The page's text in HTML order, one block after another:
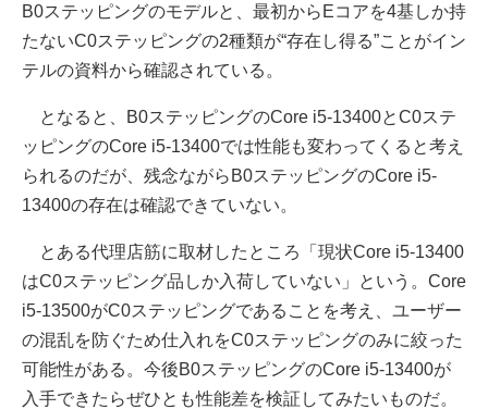
B0ステッピングのモデルと、最初からEコアを4基しか持
たないC0ステッピングの2種類が“存在し得る”ことがイン
テルの資料から確認されている。
となると、B0ステッピングのCore i5-13400とC0ステ
ッピングのCore i5-13400では性能も変わってくると考え
られるのだが、残念ながらB0ステッピングのCore i5-
13400の存在は確認できていない。
とある代理店筋に取材したところ「現状Core i5-13400
はC0ステッピング品しか入荷していない」という。Core
i5-13500がC0ステッピングであることを考え、ユーザー
の混乱を防ぐため仕入れをC0ステッピングのみに絞った
可能性がある。今後B0ステッピングのCore i5-13400が
入手できたらぜひとも性能差を検証してみたいものだ。